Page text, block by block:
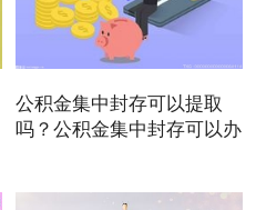
公积金集中封存可以提取
吗？公积金集中封存可以办